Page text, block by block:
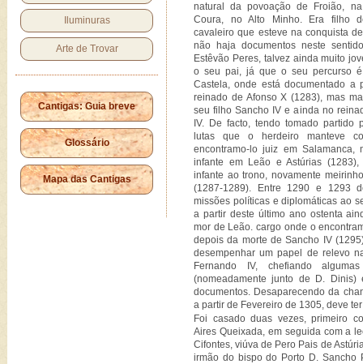
Iluminuras
Arte de Trovar
Cantigas: Guia breve
Glossário
Mapa das Cantigas
natural da povoação de Froião,
Coura, no Alto Minho. Era filho
cavaleiro que esteve na conquista
não haja documentos neste
Estêvão Peres, talvez ainda muito
o seu pai, já que o seu percurso é
Castela, onde está documentado a
reinado de Afonso X (1283), mas
seu filho Sancho IV e ainda no
IV. De facto, tendo tomado partido
lutas que o herdeiro manteve
encontramo-lo juiz em Salamanca,
infante em Leão e Astúrias
infante ao trono, novamente
(1287-1289). Entre 1290 e 1293
missões políticas e diplomáticas ao
a partir deste último ano ostenta
mor de Leão. cargo onde o
depois da morte de Sancho IV
desempenhar um papel de relevo
Fernando IV, chefiando
(nomeadamente junto de D. Dinis)
documentos. Desaparecendo da
a partir de Fevereiro de 1305, deve
Foi casado duas vezes, primeiro
Aires Queixada, em seguida com a
Cifontes, viúva de Pero Pais de
irmão do bispo do Porto D. Sancho